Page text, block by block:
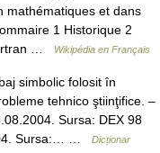
mathématiques et dans
1 Historique 2
…
Wikipédia en Français
simbolic folosit în
tehnico ştiinţifice. –
Sursa: DEX 98
Sursa:… …
Dicționar